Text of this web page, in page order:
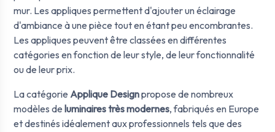
mur. Les appliques permettent d'ajouter un éclairage
d'ambiance à une pièce tout en étant peu encombrantes.
Les appliques peuvent être classées en différentes
catégories en fonction de leur style, de leur fonctionnalité
ou de leur prix.
La catégorie Applique Designpropose de nombreux
modèles deluminaires très modernes, fabriqués en Europe
et destinés idéalement aux professionnels tels que des